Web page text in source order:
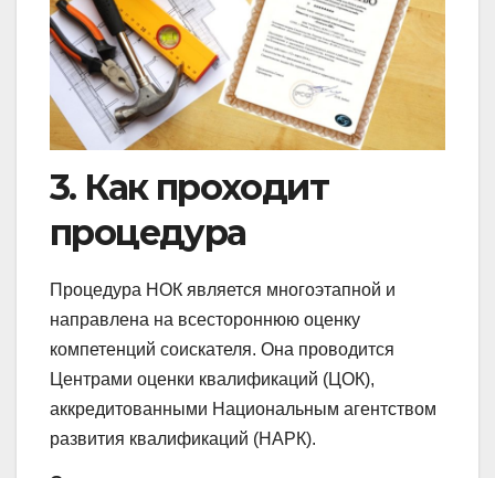
3. Как проходит
процедура
Процедура НОК является многоэтапной и
направлена на всестороннюю оценку
компетенций соискателя. Она проводится
Центрами оценки квалификаций (ЦОК),
аккредитованными Национальным агентством
развития квалификаций (НАРК).